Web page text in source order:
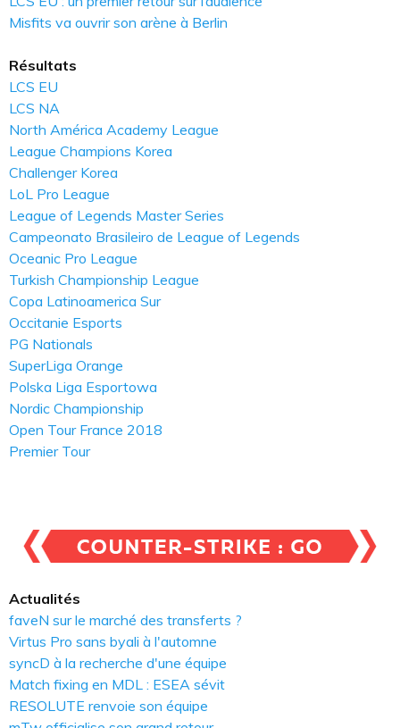
Misfits va ouvrir son arène à Berlin
Résultats
LCS EU
LCS NA
North América Academy League
League Champions Korea
Challenger Korea
LoL Pro League
League of Legends Master Series
Campeonato Brasileiro de League of Legends
Oceanic Pro League
Turkish Championship League
Copa Latinoamerica Sur
Occitanie Esports
PG Nationals
SuperLiga Orange
Polska Liga Esportowa
Nordic Championship
Open Tour France 2018
Premier Tour
Actualités
faveN sur le marché des transferts ?
Virtus Pro sans byali à l'automne
syncD à la recherche d'une équipe
Match fixing en MDL : ESEA sévit
RESOLUTE renvoie son équipe